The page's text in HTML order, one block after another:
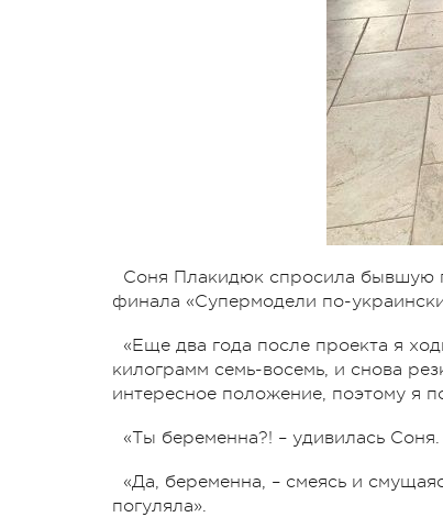
Соня Плакидюк спросила бывшую
финала «Супермодели по-
«Еще два года после проекта я
килограмм семь-восемь, и снова
интересное положение, поэтому я
«Ты беременна?! – удивилась
«Да, беременна, – смеясь и
погуляла».